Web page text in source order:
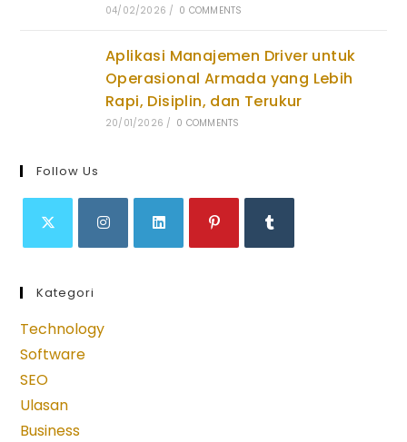
04/02/2026 / 0 COMMENTS
Aplikasi Manajemen Driver untuk
Operasional Armada yang Lebih
Rapi, Disiplin, dan Terukur
20/01/2026 / 0 COMMENTS
Follow Us
a
new
tab
a
new
tab
Kategori
Technology
Software
SEO
Ulasan
Business